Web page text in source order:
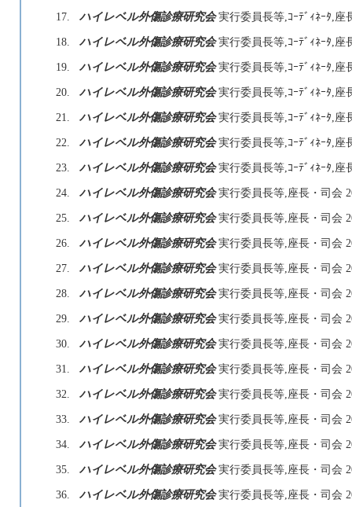
17.
ハイレベル外傷診療研究会実行委員長等,ｺｰﾃﾞｨﾈｰﾀ,座
18.
ハイレベル外傷診療研究会実行委員長等,ｺｰﾃﾞｨﾈｰﾀ,座
19.
ハイレベル外傷診療研究会実行委員長等,ｺｰﾃﾞｨﾈｰﾀ,座
20.
ハイレベル外傷診療研究会実行委員長等,ｺｰﾃﾞｨﾈｰﾀ,座
21.
ハイレベル外傷診療研究会実行委員長等,ｺｰﾃﾞｨﾈｰﾀ,座
22.
ハイレベル外傷診療研究会実行委員長等,ｺｰﾃﾞｨﾈｰﾀ,座
23.
ハイレベル外傷診療研究会実行委員長等,ｺｰﾃﾞｨﾈｰﾀ,座
24.
ハイレベル外傷診療研究会実行委員長等,座長・司会
25.
ハイレベル外傷診療研究会実行委員長等,座長・司会
26.
ハイレベル外傷診療研究会実行委員長等,座長・司会
27.
ハイレベル外傷診療研究会実行委員長等,座長・司会
28.
ハイレベル外傷診療研究会実行委員長等,座長・司会
29.
ハイレベル外傷診療研究会実行委員長等,座長・司会
30.
ハイレベル外傷診療研究会実行委員長等,座長・司会
31.
ハイレベル外傷診療研究会実行委員長等,座長・司会
32.
ハイレベル外傷診療研究会実行委員長等,座長・司会
33.
ハイレベル外傷診療研究会実行委員長等,座長・司会
34.
ハイレベル外傷診療研究会実行委員長等,座長・司会
35.
ハイレベル外傷診療研究会実行委員長等,座長・司会
36.
ハイレベル外傷診療研究会実行委員長等,座長・司会